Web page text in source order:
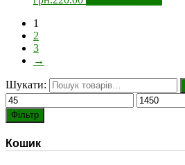
1
2
3
→
Шукати:
Фільтр
Кошик